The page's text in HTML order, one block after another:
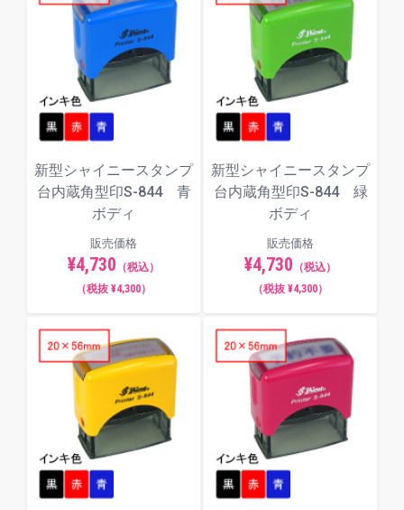
新型シャイニースタンプ
台内蔵角型印S-844 青
ボディ
販売価格
¥4,730 （税込）
（税抜 ¥4,300）
新型シャイニースタンプ
台内蔵角型印S-844 緑
ボディ
販売価格
¥4,730 （税込）
（税抜 ¥4,300）